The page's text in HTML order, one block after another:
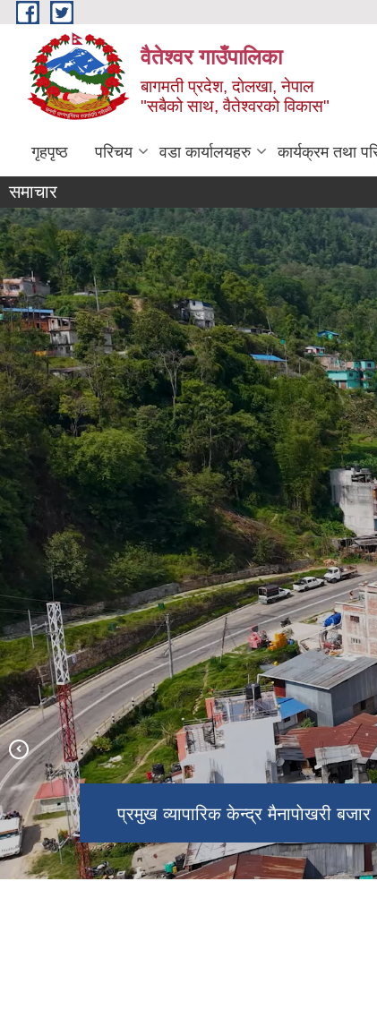
Skip to main content
वैतेश्वर गाउँपालिका
बागमती प्रदेश, दाेलखा, नेपाल
"सबैको साथ, वैतेश्वरको विकास"
गृहपृष्ठ परिचय वडा कार्यालयहरु कार्यक्रम तथा
समाचार
गाउँपालिकाकाे स्थायी केन्द्र पाँडुडाँडा ।
प्रमुख व्यापारिक केन्द्र मैनापाेखरी बजार
वैतेश्वर महादेव मन्दिर (गाउँपालिकाको
नामाकरण गरिएको ऐतिहासिक, धार्मिक र
पर्यटकीय स्थल)